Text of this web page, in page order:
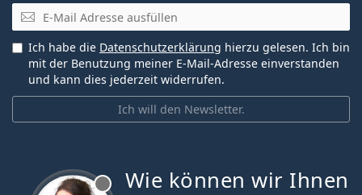
E-Mail
Ich will den Newsletter.
Ich habe die Datenschutzerklärung hierzu gelesen. Ich bin
mit der Benutzung meiner E-Mail-Adresse einverstanden
und kann dies jederzeit widerrufen.
Wie können wir Ihnen